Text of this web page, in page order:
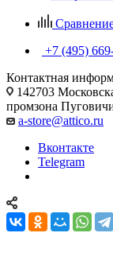
+7 (495)
Контактная
142703
промзона
a-store@attico.ru
Вконтакте
Telegram